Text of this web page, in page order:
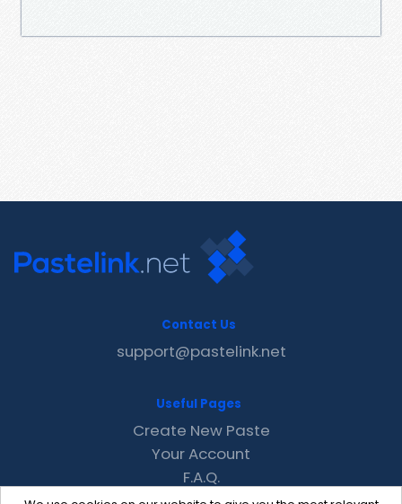
Contact Us
support@pastelink.net
Useful Pages
Create New Paste
Your Account
F.A.Q.